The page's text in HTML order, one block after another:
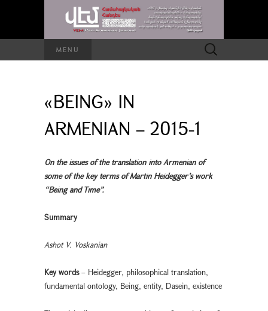
MENU
Search
for:
«BEING» IN
ARMENIAN – 2015-1
On the issues of the translation into Armenian of
some of the key terms of Martin Heidegger’s work
“Being and Time”.
Summary
Ashot V. Voskanian
Key words– Heidegger, philosophical translation,
fundamental ontology, Being, entity, Dasein, existence